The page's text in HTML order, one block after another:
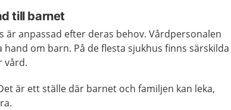
till barnet
är anpassad efter deras behov. Vårdpersonalen
om barn. På de flesta sjukhus finns särskilda
vård.
är ett ställe där barnet och familjen kan leka,